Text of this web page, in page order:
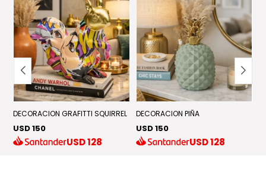
DECORACION GRAFITTI SQUIRREL
USD 150
USD128
DECORACION PIÑA
USD 150
USD128